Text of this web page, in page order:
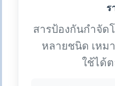
ร
สารป้องกันกำจัด
หลายชนิด เหม
ใช้ได้